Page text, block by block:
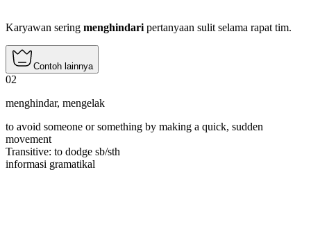
Karyawan sering menghindari pertanyaan sulit selama rapat tim.
Contoh lainnya
02
menghindar, mengelak
to avoid someone or something by making a quick, sudden
movement
Transitive: to dodge sb/sth
informasi gramatikal